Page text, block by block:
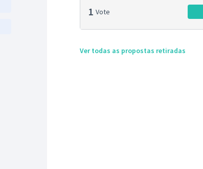
1 Vote
Ver todas as propostas retiradas